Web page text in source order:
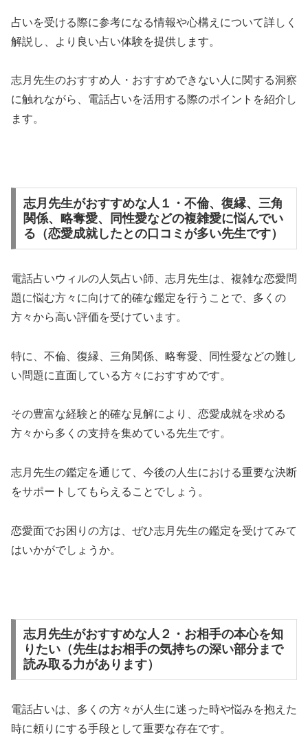
占いを受ける際に参考になる情報や心構えについて詳しく
解説し、より良い占い体験を提供します。
志月先生のおすすめ人・おすすめできない人に関する洞察
に触れながら、電話占いを活用する際のポイントを紹介し
ます。
志月先生がおすすめな人１・不倫、復縁、三角
関係、略奪愛、同性愛などの複雑愛に悩んでい
る（恋愛成就したとの口コミが多い先生です）
電話占いウィルの人気占い師、志月先生は、複雑な恋愛問
題に悩む方々に向けて的確な鑑定を行うことで、多くの
方々から高い評価を受けています。
特に、不倫、復縁、三角関係、略奪愛、同性愛などの難し
い問題に直面している方々におすすめです。
その豊富な経験と的確な見解により、恋愛成就を求める
方々から多くの支持を集めている先生です。
志月先生の鑑定を通じて、今後の人生における重要な決断
をサポートしてもらえることでしょう。
恋愛面でお困りの方は、ぜひ志月先生の鑑定を受けてみて
はいかがでしょうか。
志月先生がおすすめな人２・お相手の本心を知
りたい（先生はお相手の気持ちの深い部分まで
読み取る力があります）
電話占いは、多くの方々が人生に迷った時や悩みを抱えた
時に頼りにする手段として重要な存在です。